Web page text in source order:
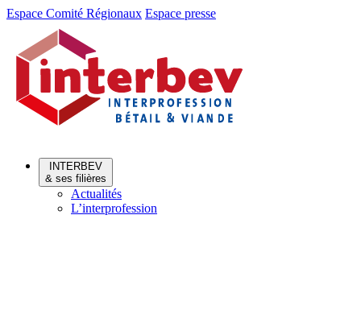
Aller
Aller
contenu
Espace Comité Régionaux Espace presse
INTERBEV
& ses filières
Actualités
L’interprofession